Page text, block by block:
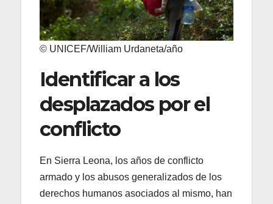
© UNICEF/William Urdaneta/año
Identificar a los
desplazados por el
conflicto
En Sierra Leona, los años de conflicto
armado y los abusos generalizados de los
derechos humanos asociados al mismo, han